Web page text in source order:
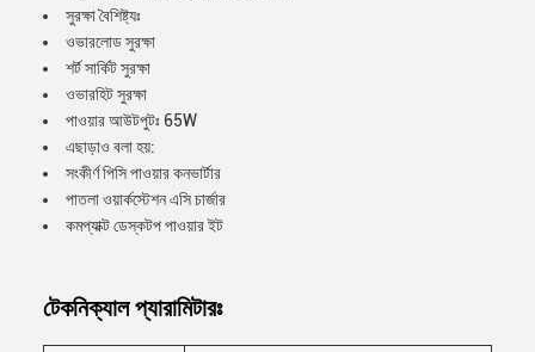
সুরক্ষা বৈশিষ্ট্যঃ
ওভারলোড সুরক্ষা
শর্ট সার্কিট সুরক্ষা
ওভারহিট সুরক্ষা
পাওয়ার আউটপুটঃ 65W
এছাড়াও বলা হয়:
সংকীর্ণ পিসি পাওয়ার কনভার্টার
পাতলা ওয়ার্কস্টেশন এসি চার্জার
কমপ্যাক্ট ডেস্কটপ পাওয়ার ইট
টেকনিক্যাল প্যারামিটারঃ